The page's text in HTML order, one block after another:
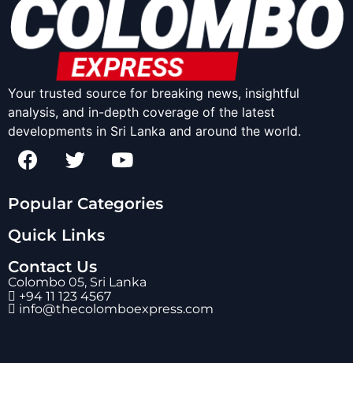
Your trusted source for breaking news, insightful
analysis, and in-depth coverage of the latest
developments in Sri Lanka and around the world.
Popular Categories
Quick Links
Contact Us
Colombo 05, Sri Lanka
+94 11 123 4567
info@thecolomboexpress.com